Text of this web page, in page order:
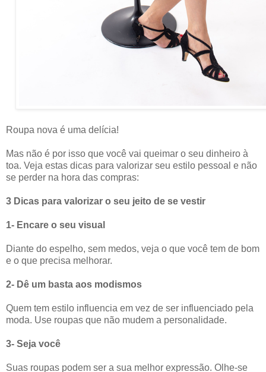
Roupa nova é uma delícia!
Mas não é por isso que você vai queimar o seu dinheiro à
toa. Veja estas dicas para valorizar seu estilo pessoal e não
se perder na hora das compras:
3 Dicas para valorizar o seu jeito de se vestir
1- Encare o seu visual
Diante do espelho, sem medos, veja o que você tem de bom
e o que precisa melhorar.
2- Dê um basta aos modismos
Quem tem estilo influencia em vez de ser influenciado pela
moda. Use roupas que não mudem a personalidade.
3- Seja você
Suas roupas podem ser a sua melhor expressão. Olhe-se